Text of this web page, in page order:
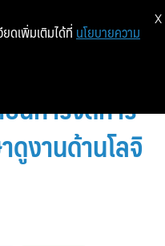
ระเทศไทย
นการจัดการ
งานด้านโลจิ
ดเพิ่มเติมได้ที่ นโยบายความ
X